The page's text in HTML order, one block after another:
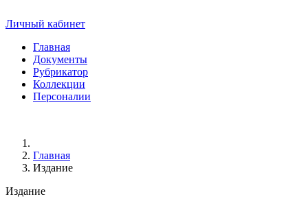
Личный кабинет
Главная
Документы
Рубрикатор
Коллекции
Персоналии
Главная
Издание
Издание